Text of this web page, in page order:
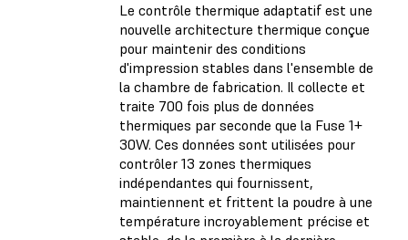
Le contrôle thermique adaptatif est une
nouvelle architecture thermique conçue
pour maintenir des conditions
d'impression stables dans l'ensemble de
la chambre de fabrication. Il collecte et
traite 700 fois plus de données
thermiques par seconde que la Fuse 1+
30W. Ces données sont utilisées pour
contrôler 13 zones thermiques
indépendantes qui fournissent,
maintiennent et frittent la poudre à une
température incroyablement précise et